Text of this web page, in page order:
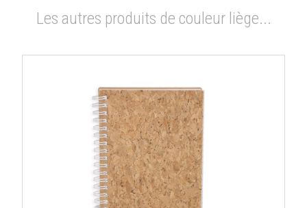
Les autres produits de couleur liège...